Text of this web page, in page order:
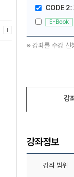
CODE 2:
E-Book
※ 강좌를 수강 신
강
강좌정보
강좌 범위